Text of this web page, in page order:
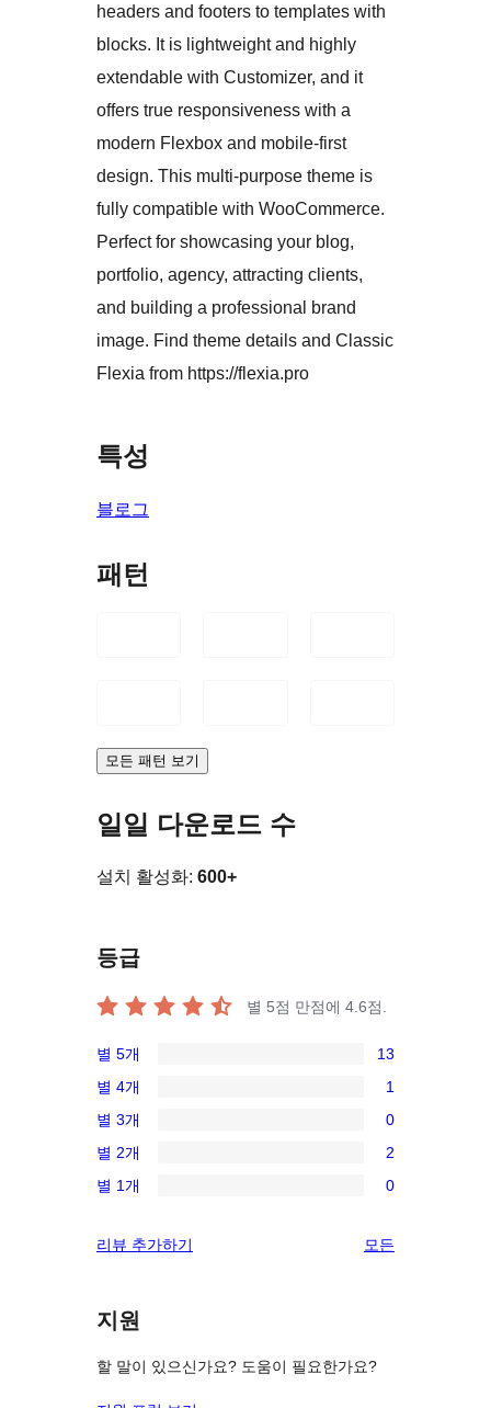
headers and footers to templates with
blocks. It is lightweight and highly
extendable with Customizer, and it
offers true responsiveness with a
modern Flexbox and mobile-first
design. This multi-purpose theme is
fully compatible with WooCommerce.
Perfect for showcasing your blog,
portfolio, agency, attracting clients,
and building a professional brand
image. Find theme details and Classic
Flexia from https://flexia.pro
특성
블로그
패턴
모든 패턴 보기
일일 다운로드 수
설치 활성화: 600+
등급
별 5점 만점에 4.6점.
13/5-
별
점
후
기
별 5개 13
1/4-
별
점
후
별 4개 1
0/3-
별
점
기
별 3개 0
2/2-
별
후
별 2개 2
0/1-
점
기
별 1개 0
리뷰 추가하기 모든
지원
할 말이 있으신가요? 도움이 필요한가요?